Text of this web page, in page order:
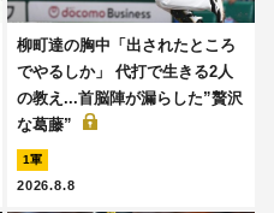
柳町達の胸中「出されたところ
でやるしか」 代打で生きる2人
の教え...首脳陣が漏らした”贅沢
な葛藤”
1軍
2026.8.8